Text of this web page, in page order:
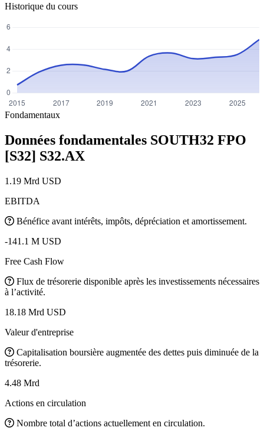
Historique du cours
Fondamentaux
Données fondamentales SOUTH32 FPO
[S32] S32.AX
1.19 Mrd USD
EBITDA
Bénéfice avant intérêts, impôts, dépréciation et amortissement.
-141.1 M USD
Free Cash Flow
Flux de trésorerie disponible après les investissements nécessaires
à l’activité.
18.18 Mrd USD
Valeur d'entreprise
Capitalisation boursière augmentée des dettes puis diminuée de la
trésorerie.
4.48 Mrd
Actions en circulation
Nombre total d’actions actuellement en circulation.